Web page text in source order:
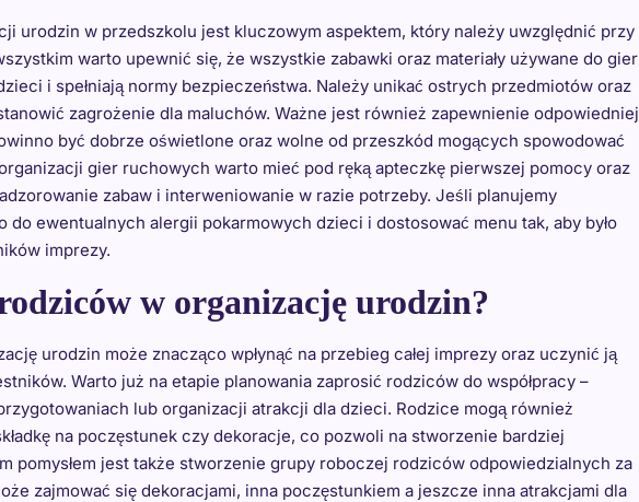
urodzin w przedszkolu jest kluczowym aspektem, który należy uwzględnić przy
warto upewnić się, że wszystkie zabawki oraz materiały używane do gier
i spełniają normy bezpieczeństwa. Należy unikać ostrych przedmiotów oraz
zagrożenie dla maluchów. Ważne jest również zapewnienie odpowiedniej
być dobrze oświetlone oraz wolne od przeszkód mogących spowodować
gier ruchowych warto mieć pod ręką apteczkę pierwszej pomocy oraz
zabaw i interweniowanie w razie potrzeby. Jeśli planujemy
do ewentualnych alergii pokarmowych dzieci i dostosować menu tak, aby było
imprezy.
w organizację urodzin?
urodzin może znacząco wpłynąć na przebieg całej imprezy oraz uczynić ją
Warto już na etapie planowania zaprosić rodziców do współpracy –
lub organizacji atrakcji dla dzieci. Rodzice mogą również
na poczęstunek czy dekoracje, co pozwoli na stworzenie bardziej
pomysłem jest także stworzenie grupy roboczej rodziców odpowiedzialnych za
zajmować się dekoracjami, inna poczęstunkiem a jeszcze inna atrakcjami dla